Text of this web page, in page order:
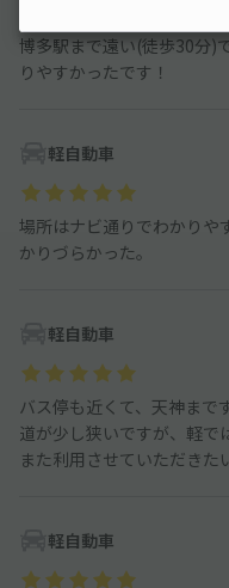
博多駅まで遠い(徒歩30分)
りやすかったです！
軽自動車
場所はナビ通りでわかりや
かりづらかった。
軽自動車
バス停も近くて、天神まで
道が少し狭いですが、軽で
また利用させていただきた
軽自動車